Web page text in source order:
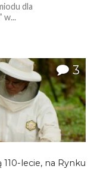
dla
w...
3
lecie, na Rynku